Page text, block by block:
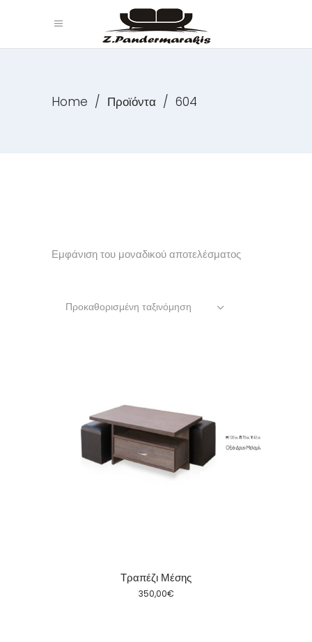
Home / Προϊόντα / 604
Εμφάνιση του μοναδικού αποτελέσματος
Προκαθορισμένη ταξινόμηση
Τραπέζι Μέσης
350,00€